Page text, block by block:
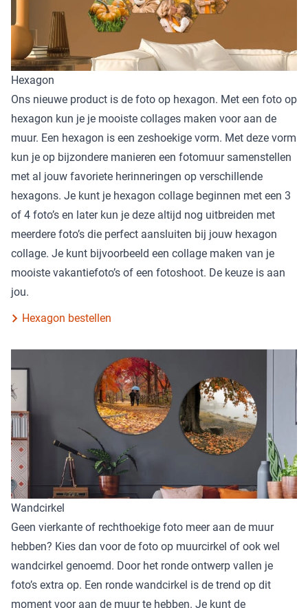
Hexagon
Ons nieuwe product is de foto op hexagon. Met een foto op
hexagon kun je je mooiste collages maken voor aan de
muur. Een hexagon is een zeshoekige vorm. Met deze vorm
kun je op bijzondere manieren een fotomuur samenstellen
met al jouw favoriete herinneringen op verschillende
hexagons. Je kunt je hexagon collage beginnen met een 3
of 4 foto’s en later kun je deze altijd nog uitbreiden met
meerdere foto’s die perfect aansluiten bij jouw hexagon
collage. Je kunt bijvoorbeeld een collage maken van je
mooiste vakantiefoto’s of een fotoshoot. De keuze is aan
jou.
Hexagon bestellen
Wandcirkel
Geen vierkante of rechthoekige foto meer aan de muur
hebben? Kies dan voor de foto op muurcirkel of ook wel
wandcirkel genoemd. Door het ronde ontwerp vallen je
foto’s extra op. Een ronde wandcirkel is de trend op dit
moment voor aan de muur te hebben. Je kunt de